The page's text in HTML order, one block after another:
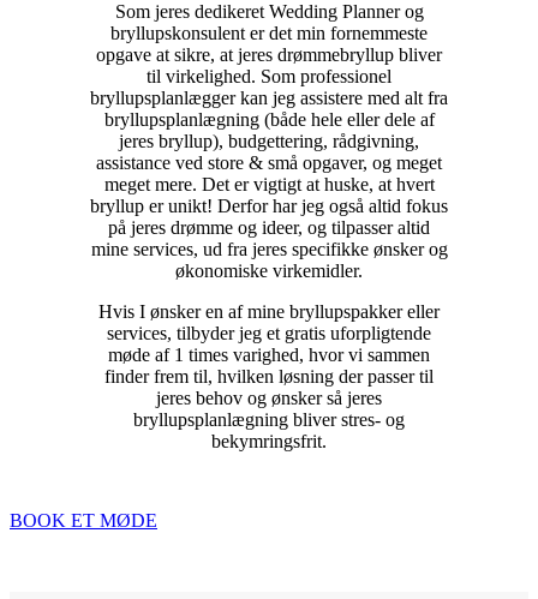
Som jeres dedikeret Wedding Planner og
bryllupskonsulent er det min fornemmeste
opgave at sikre, at jeres drømmebryllup bliver
til virkelighed. Som professionel
bryllupsplanlægger kan jeg assistere med alt fra
bryllupsplanlægning (både hele eller dele af
jeres bryllup), budgettering, rådgivning,
assistance ved store & små opgaver, og meget
meget mere. Det er vigtigt at huske, at hvert
bryllup er unikt! Derfor har jeg også altid fokus
på jeres drømme og ideer, og tilpasser altid
mine services, ud fra jeres specifikke ønsker og
økonomiske virkemidler.
Hvis I ønsker en af mine bryllupspakker eller
services, tilbyder jeg et gratis uforpligtende
møde af 1 times varighed, hvor vi sammen
finder frem til, hvilken løsning der passer til
jeres behov og ønsker så jeres
bryllupsplanlægning bliver stres- og
bekymringsfrit.
BOOK ET MØDE